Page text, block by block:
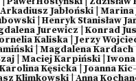
Arkadiusz Jabłoński|Marina
|Henryk Stanisław
Jurewicz|Konrad
Kaliska|Jerzy
|Magdalena Kardach
|Maciej Karpiński|
Karolina Kęsicka|Joanna
Klimkowski|Anna